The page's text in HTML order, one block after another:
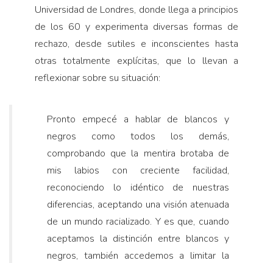
Universidad de Londres, donde llega a principios
de los 60 y experimenta diversas formas de
rechazo, desde sutiles e inconscientes hasta
otras totalmente explícitas, que lo llevan a
reflexionar sobre su situación:
Pronto empecé a hablar de blancos y
negros como todos los demás,
comprobando que la mentira brotaba de
mis labios con creciente facilidad,
reconociendo lo idéntico de nuestras
diferencias, aceptando una visión atenuada
de un mundo racializado. Y es que, cuando
aceptamos la distinción entre blancos y
negros, también accedemos a limitar la